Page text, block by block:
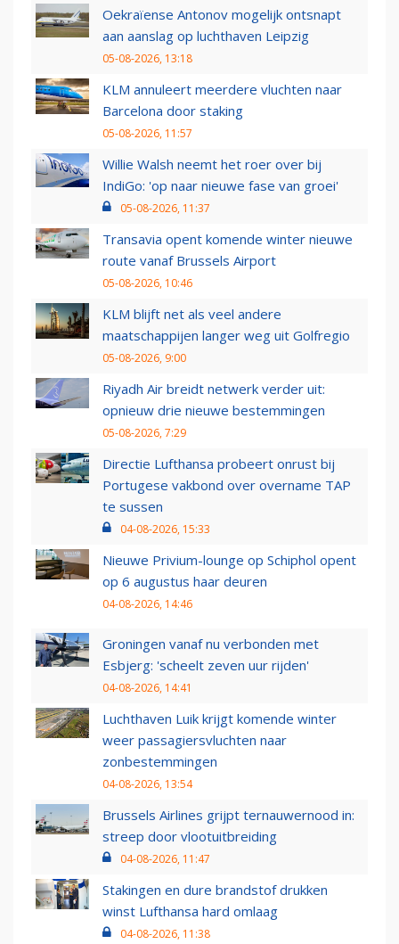
Oekraïense Antonov mogelijk ontsnapt
aan aanslag op luchthaven Leipzig
05-08-2026, 13:18
KLM annuleert meerdere vluchten naar
Barcelona door staking
05-08-2026, 11:57
Willie Walsh neemt het roer over bij
IndiGo: 'op naar nieuwe fase van groei'
05-08-2026, 11:37
Transavia opent komende winter nieuwe
route vanaf Brussels Airport
05-08-2026, 10:46
KLM blijft net als veel andere
maatschappijen langer weg uit Golfregio
05-08-2026, 9:00
Riyadh Air breidt netwerk verder uit:
opnieuw drie nieuwe bestemmingen
05-08-2026, 7:29
Directie Lufthansa probeert onrust bij
Portugese vakbond over overname TAP
te sussen
04-08-2026, 15:33
Nieuwe Privium-lounge op Schiphol opent
op 6 augustus haar deuren
04-08-2026, 14:46
Groningen vanaf nu verbonden met
Esbjerg: 'scheelt zeven uur rijden'
04-08-2026, 14:41
Luchthaven Luik krijgt komende winter
weer passagiersvluchten naar
zonbestemmingen
04-08-2026, 13:54
Brussels Airlines grijpt ternauwernood in:
streep door vlootuitbreiding
04-08-2026, 11:47
Stakingen en dure brandstof drukken
winst Lufthansa hard omlaag
04-08-2026, 11:38